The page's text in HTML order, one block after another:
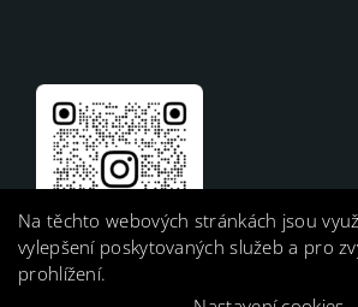
Na těchto webových stránkách jsou
vylepšení poskytovaných služeb a pro
prohlížení.